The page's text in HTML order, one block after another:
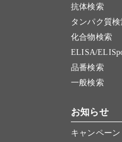
抗体検索
タンパク質検
化合物検索
ELISA/
品番検索
一般検索
お知らせ
キャンペーン